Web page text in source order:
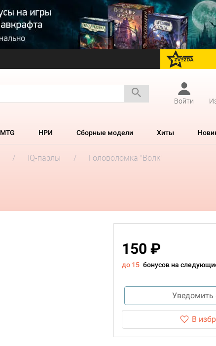
перейти на Zvezda
Войти
MTG НРИ Сборные модели Хиты
IQ-пазлы Головоломка "Волк"
150 ₽
до 15 бонусов на
Уведомить
В